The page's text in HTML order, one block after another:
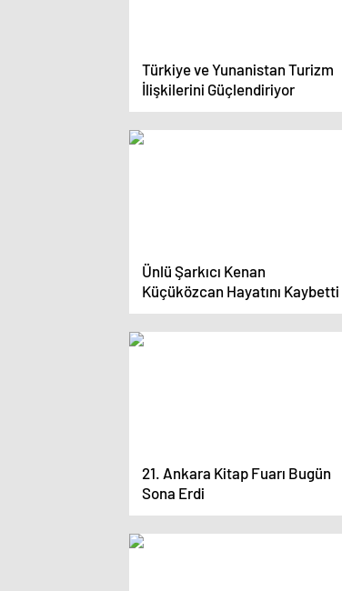
Türkiye ve Yunanistan Turizm
İlişkilerini Güçlendiriyor
Ünlü Şarkıcı Kenan
Küçüközcan Hayatını Kaybetti
21. Ankara Kitap Fuarı Bugün
Sona Erdi